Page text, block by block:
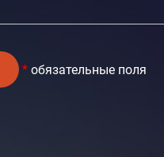
* обязательные поля